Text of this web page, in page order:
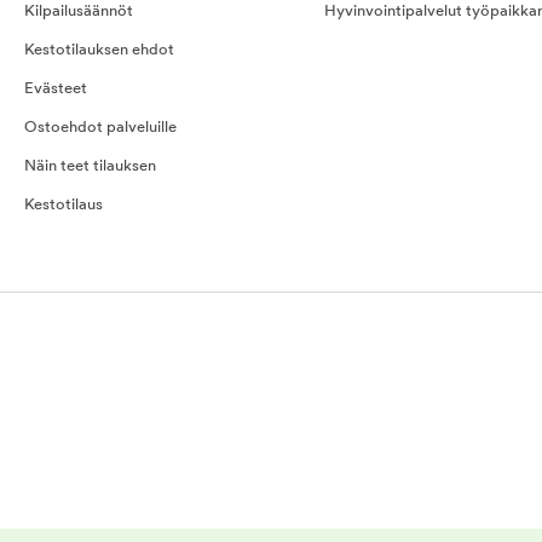
Kilpailusäännöt
Kestotilauksen ehdot
Evästeet
Ostoehdot palveluille
Näin teet tilauksen
Kestotilaus
Hyvinvointipalvelut